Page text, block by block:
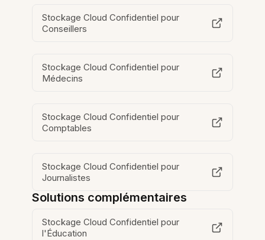
Stockage Cloud Confidentiel pour
Conseillers
Stockage Cloud Confidentiel pour
Médecins
Stockage Cloud Confidentiel pour
Comptables
Stockage Cloud Confidentiel pour
Journalistes
Solutions complémentaires
Stockage Cloud Confidentiel pour
l'Éducation